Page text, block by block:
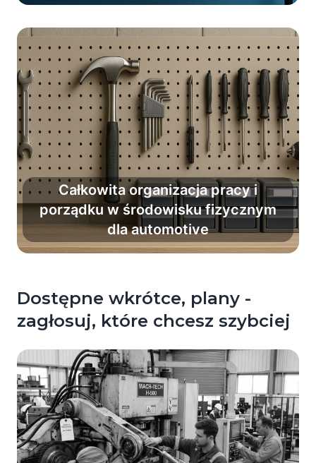
Całkowita organizacja pracy i
porządku w środowisku fizycznym
dla automotive
Wprowadź nawyk porządku i
organizacji pracy jako stały element
codzienności.
Dostępne wkrótce, plany -
zagłosuj, które chcesz szybciej